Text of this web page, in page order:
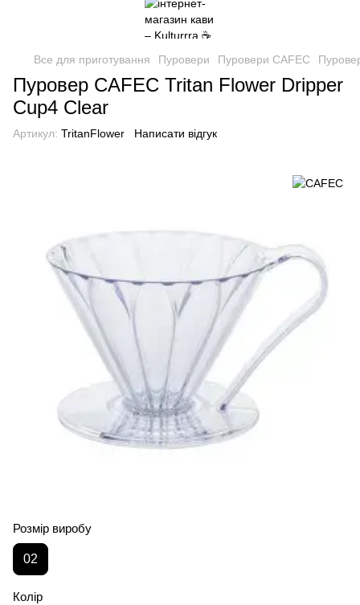
Все для приготування Пуровери Пуровери CAFEC
Пуровер CAFEC Tritan Flower Dripper
Cup4 Clear
Артикул: TritanFlower Написати відгук
Розмір виробу
02
Колір